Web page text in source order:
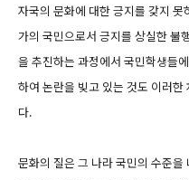
자국의 문화에 대한 긍지를 갖지
가의 국민으로서 긍지를 상실한 불
을 추진하는 과정에서 국민학생들
하여 논란을 빚고 있는 것도 이러
다.
문화의 질은 그 나라 국민의 수준을